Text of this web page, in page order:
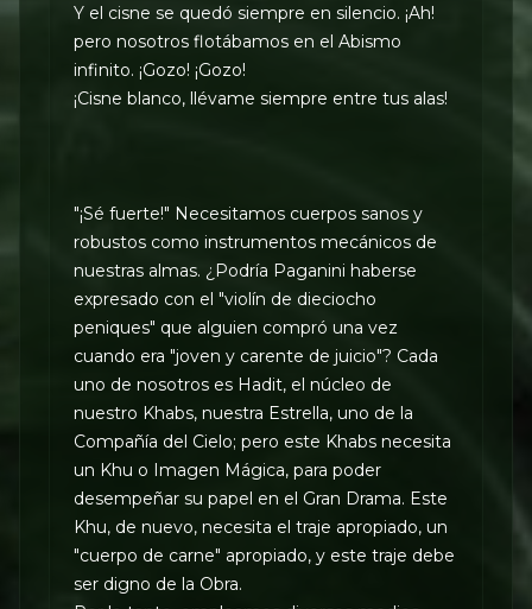
Y el cisne se quedó siempre en silencio. ¡Ah!
pero nosotros flotábamos en el Abismo
infinito. ¡Gozo! ¡Gozo!
¡Cisne blanco, llévame siempre entre tus alas!
"¡Sé fuerte!" Necesitamos cuerpos sanos y
robustos como instrumentos mecánicos de
nuestras almas. ¿Podría Paganini haberse
expresado con el "violín de dieciocho
peniques" que alguien compró una vez
cuando era "joven y carente de juicio"? Cada
uno de nosotros es Hadit, el núcleo de
nuestro Khabs, nuestra Estrella, uno de la
Compañía del Cielo; pero este Khabs necesita
un Khu o Imagen Mágica, para poder
desempeñar su papel en el Gran Drama. Este
Khu, de nuevo, necesita el traje apropiado, un
"cuerpo de carne" apropiado, y este traje debe
ser digno de la Obra.